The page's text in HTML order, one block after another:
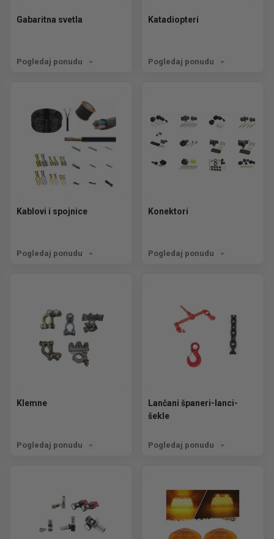
Gabaritna svetla
Pogledaj ponudu
Katadiopteri
Pogledaj ponudu
Kablovi i spojnice
Pogledaj ponudu
Konektori
Pogledaj ponudu
Klemne
Pogledaj ponudu
Lančani španeri-lanci-
šekle
Pogledaj ponudu